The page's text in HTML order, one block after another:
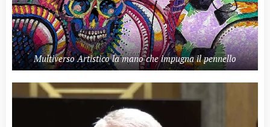
Multiverso Artistico la mano che impugna il pennello